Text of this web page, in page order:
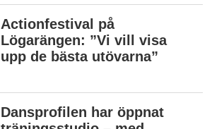
Actionfestival på
Lögarängen: ”Vi vill visa
upp de bästa utövarna”
Dansprofilen har öppnat